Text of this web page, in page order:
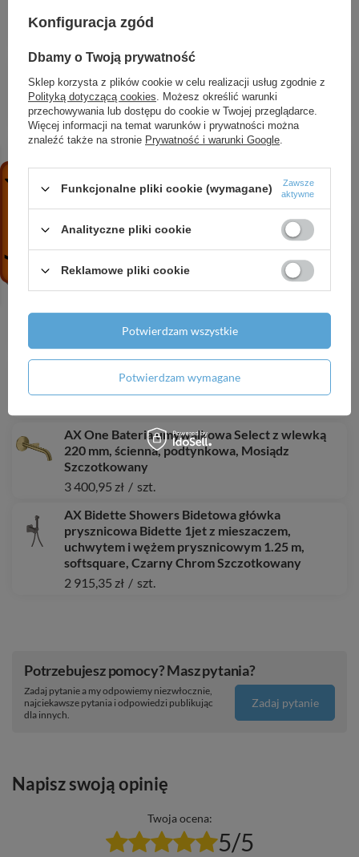
Kolor uchwytów: Biały Matowy
HG Ecostat Comfort Bateria wannowa,
termostatyczna, natynkowa, Czarny Chrom
Szczotkowany
2 211,05 zł / szt.
HG Xilesa E Blat 780/550 z wycięciem na środku
729,27 zł / szt.
HG Pulsify S Głowica prysznicowa 105 1jet
HG Tecturis S Jednouchwytowa bateria
HG XtraStoris Original Wnęka ścienna z ozdobną
ramką 300/150/70, Czarny Matowy
AX One Bateria umywalkowa Select z wlewką
220 mm, ścienna, podtynkowa, Mosiądz
Szczotkowany
3 400,95 zł / szt.
AX Bidette Showers Bidetowa główka
prysznicowa Bidette 1jet z mieszaczem,
uchwytem i wężem prysznicowym 1.25 m,
softsquare, Czarny Chrom Szczotkowany
2 915,35 zł / szt.
Potrzebujesz pomocy? Masz pytania?
Zadaj pytanie a my odpowiemy niezwłocznie,
najciekawsze pytania i odpowiedzi publikując
dla innych.
Zadaj pytanie
Napisz swoją opinię
Twoja ocena:
5/5
Konfiguracja zgód
Dbamy o Twoją prywatność
Sklep korzysta z plików cookie w celu realizacji usług zgodnie z
Polityką dotyczącą cookies. Możesz określić warunki
przechowywania lub dostępu do cookie w Twojej przeglądarce.
Więcej informacji na temat warunków i prywatności można
znaleźć także na stronie Prywatność i warunki Google.
Funkcjonalne pliki cookie (wymagane)
Zawsze
aktywne
Analityczne pliki cookie
Reklamowe pliki cookie
Potwierdzam wymagane
Potwierdzam wszystkie